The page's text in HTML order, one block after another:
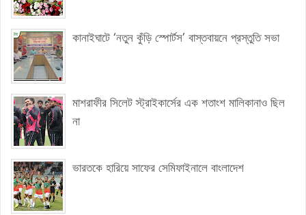
কানাইঘাটে ‘নতুন কুঁড়ি স্পোর্টস’ বাস্তবায়নে প্রস্তুতি সভা
মাশরাফীর সিলেট স্ট্রাইকার্সের এক শতাংশ মালিকানাও ছিল
না
ভারতকে হারিয়ে সাফের সেমিফাইনালে বাংলাদেশ